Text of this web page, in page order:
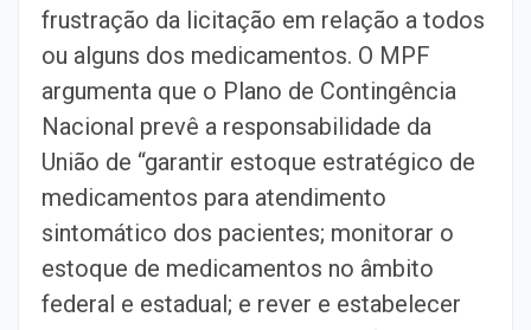
frustração da licitação em relação a todos
ou alguns dos medicamentos. O MPF
argumenta que o Plano de Contingência
Nacional prevê a responsabilidade da
União de “garantir estoque estratégico de
medicamentos para atendimento
sintomático dos pacientes; monitorar o
estoque de medicamentos no âmbito
federal e estadual; e rever e estabelecer